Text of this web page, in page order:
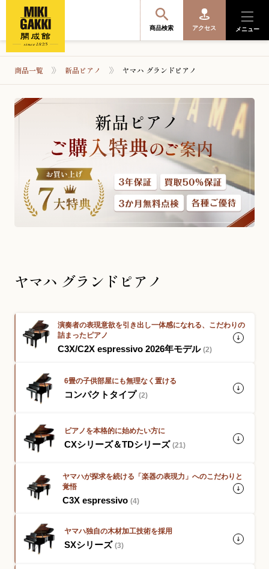
商品検索 アクセス メニュー
商品を探す・選ぶ
便利なサービス
開成館を知る
音楽教室・イベント情報
06-6252-0432
発信する
大阪・本町のピアノ専門店
三木楽器 開成館
大阪府大阪市中央区北久宝寺町3丁目3−4
商品一覧 新品ピアノ ヤマハ グランドピアノ
ヤマハ グランドピアノ
演奏者の表現意欲を引き出し一体感になれる、こだわりの
詰まったピアノ
C3X/C2X espressivo 2026年モデル (2)
6畳の子供部屋にも無理なく置ける
コンパクトタイプ(2)
ピアノを本格的に始めたい方に
CXシリーズ＆TDシリーズ(21)
ヤマハが探求を続ける「楽器の表現力」へのこだわりと
覚悟
C3X espressivo(4)
ヤマハ独自の木材加工技術を採用
SXシリーズ(3)